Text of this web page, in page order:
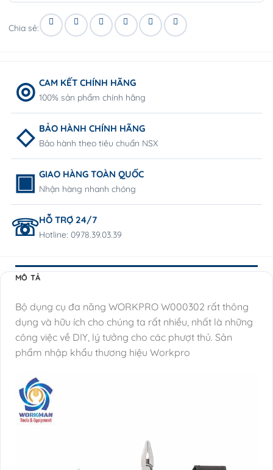
Chia sẻ:
CAM KẾT CHÍNH HÃNG
100% sản phẩm chính hãng
BẢO HÀNH CHÍNH HÃNG
Bảo hành theo tiêu chuẩn NSX
GIAO HÀNG TOÀN QUỐC
Nhận hàng nhanh chóng
HỖ TRỢ 24/7
Hotline: 0978.39.03.39
MÔ TẢ
Bộ dụng cụ đa năng WORKPRO W000302 rất thông
dụng và hữu ích cho chúng ta rất nhiều, nhất là những
công việc về DIY, lý tưởng cho các phượt thủ. Sản
phẩm nhập khẩu thương hiệu Workpro